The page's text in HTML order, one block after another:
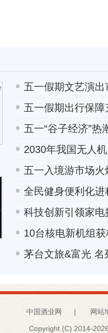
五一假期文艺演
五一假期出行保
五一“谷子经济”
2030年我国无人
五一入境游市场
全民健身便利化
科技创新引领家
10台核电新机组
茅台文旅&富光
中国酒业网 | 网站
Copyright (C) 2014-